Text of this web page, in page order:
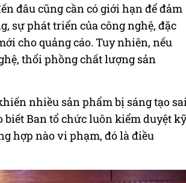
đâu cũng cần có giới hạn để đảm
sự phát triển của công nghệ, đặc
cho quảng cáo. Tuy nhiên, nếu
thổi phồng chất lượng sản
nhiều sản phẩm bị sáng tạo
biết Ban tổ chức luôn kiểm duyệt kỹ
hợp nào vi phạm, đó là điều